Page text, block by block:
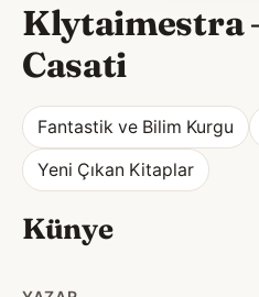
Klytaimestra
Casati
Fantastik ve Bilim Kurgu
Yeni Çıkan Kitaplar
Künye